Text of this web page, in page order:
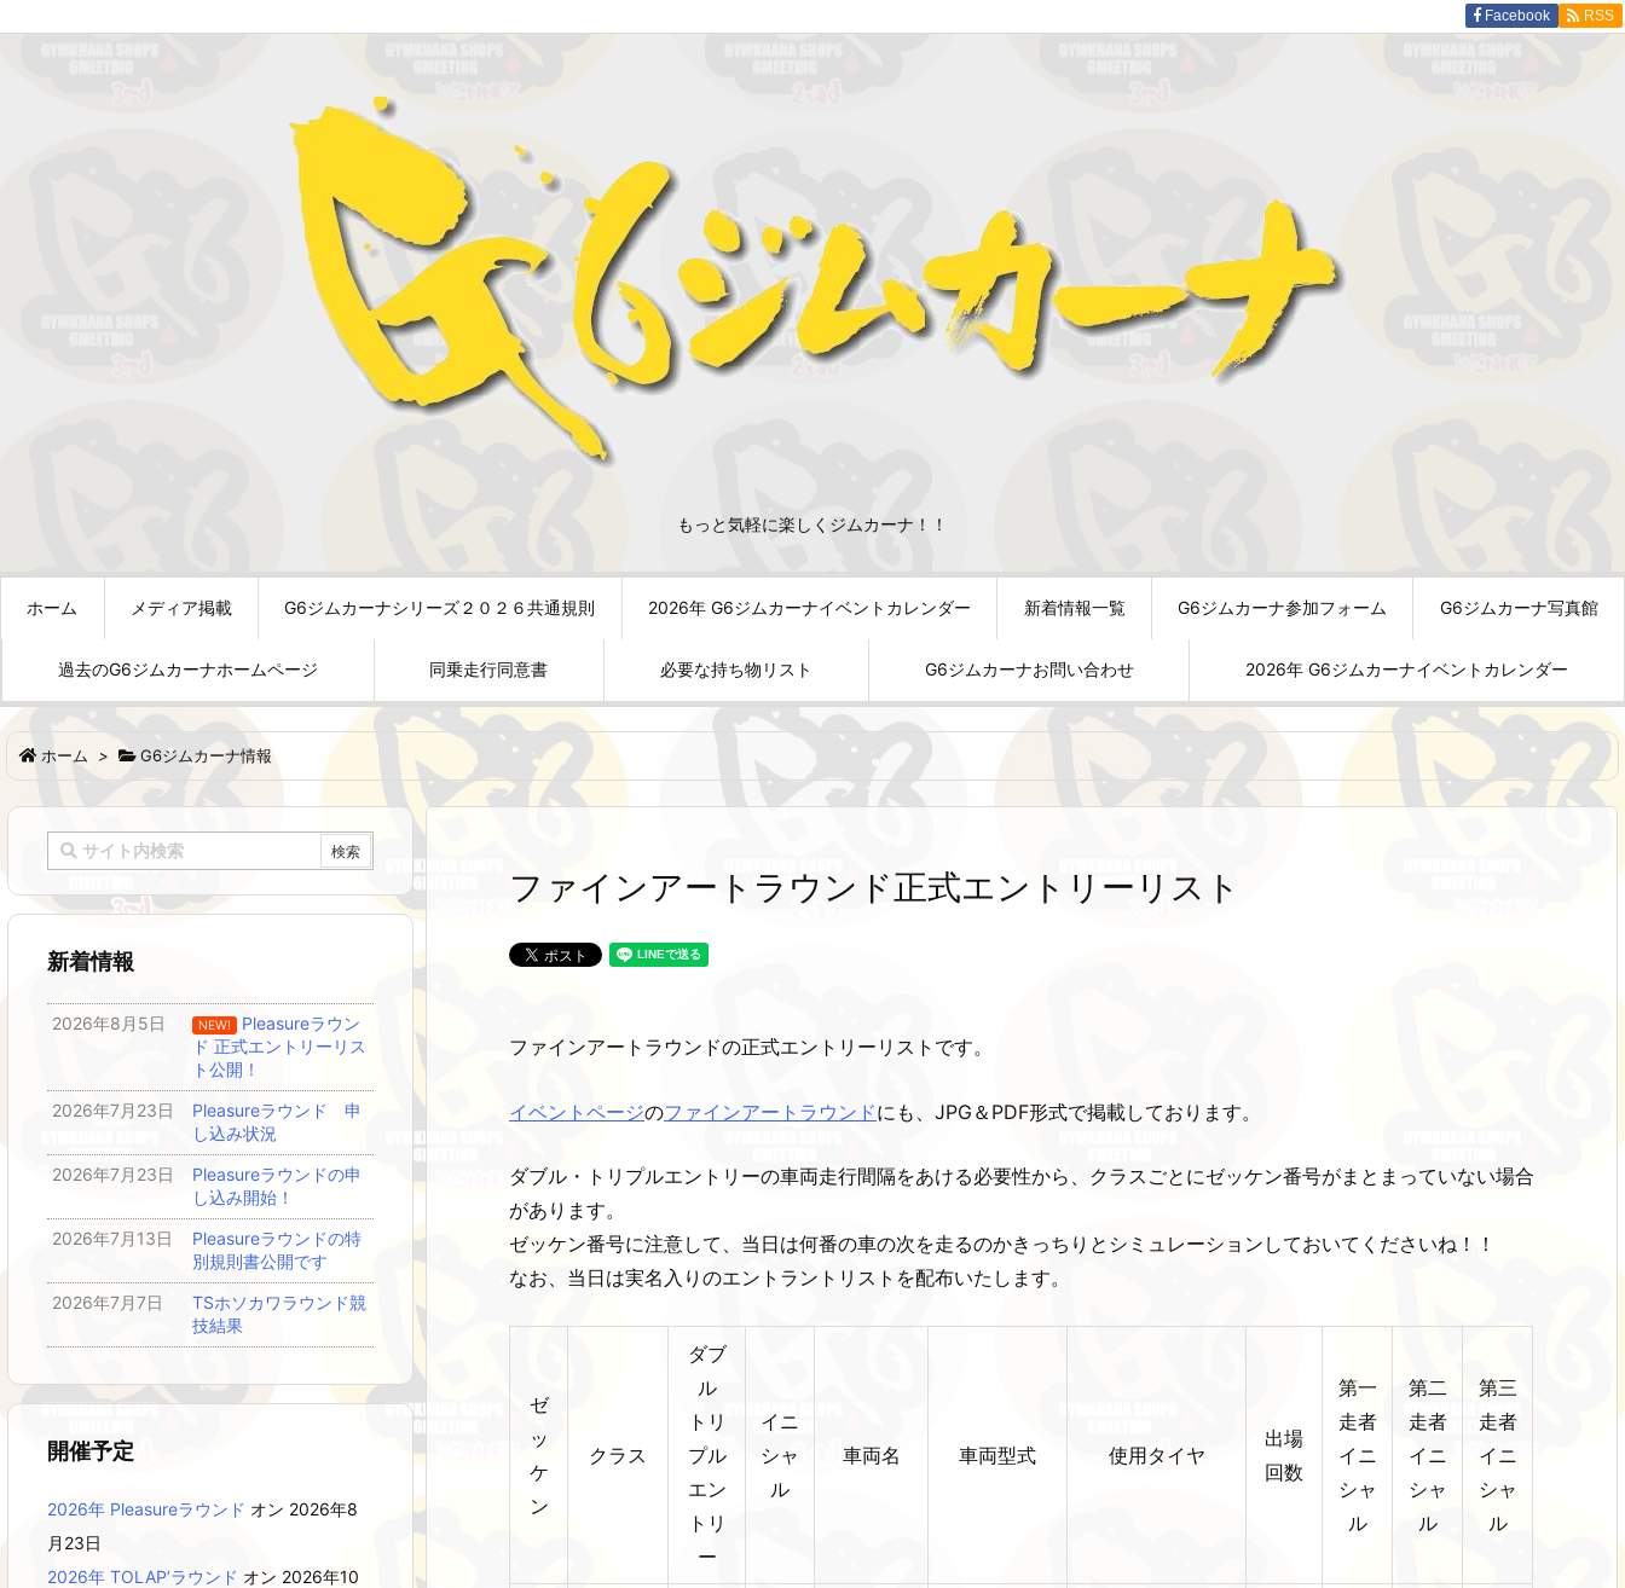
もっと気軽に楽しくジムカーナ！！
ホーム メディア掲載 G6ジムカーナシリーズ２０２６共通規則 2026年 G6ジムカーナイベントカレンダー 新着情報一覧 G6ジムカーナ参加フォーム G6ジムカーナ写真館
過去のG6ジムカーナホームページ 同乗走行同意書 必要な持ち物リスト G6ジムカーナお問い合わせ 2026年 G6ジムカーナイベントカレンダー
Facebook RSS
ホーム > G6ジムカーナ情報
ファインアートラウンド正式エントリーリスト
ファインアートラウンドの正式エントリーリストです。
イベントページのファインアートラウンドにも、JPG＆PDF形式で掲載しております。
ダブル・トリプルエントリーの車両走行間隔をあける必要性から、クラスごとにゼッケン番号がまとまっていない場合
があります。
ゼッケン番号に注意して、当日は何番の車の次を走るのかきっちりとシミュレーションしておいてくださいね！！
なお、当日は実名入りのエントラントリストを配布いたします。
ゼ
ッ
ケ
ン
クラス
ダブ
ル
トリ
プル
エン
トリ
ー
イニ
シャ
ル
車両名 車両型式 使用タイヤ
出場
回数
第一
走者
イニ
シャ
ル
第二
走者
イニ
シャ
ル
第三
走者
イニ
シャ
ル
新着情報
2026年8月5日 NEW! Pleasureラウン
ド 正式エントリーリス
ト公開！
2026年7月23日
Pleasureラウンド 申
し込み状況
2026年7月23日
Pleasureラウンドの申
し込み開始！
2026年7月13日
Pleasureラウンドの特
別規則書公開です
2026年7月7日
TSホソカワラウンド競
技結果
開催予定
2026年 Pleasureラウンド オン 2026年8
月23日
2026年 TOLAP’ラウンド オン 2026年10